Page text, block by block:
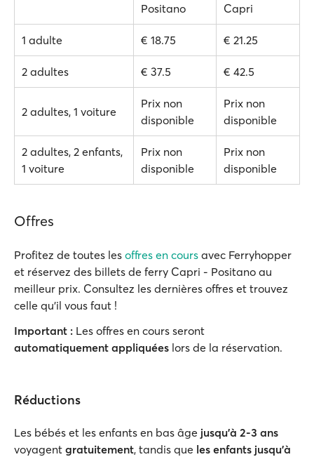
Positano
Capri
1 adulte € 18.75 € 21.25
2 adultes € 37.5 € 42.5
2 adultes, 1 voiture
Prix non
disponible
Prix non
disponible
2 adultes, 2 enfants,
1 voiture
Prix non
disponible
Prix non
disponible
Offres
Profitez de toutes les offres en cours avec Ferryhopper
et réservez des billets de ferry Capri - Positano au
meilleur prix. Consultez les dernières offres et trouvez
celle qu'il vous faut !
Important : Les offres en cours seront
automatiquement appliquées lors de la réservation.
Réductions
Les bébés et les enfants en bas âge jusqu'à 2-3 ans
voyagent gratuitement, tandis que les enfants jusqu’à